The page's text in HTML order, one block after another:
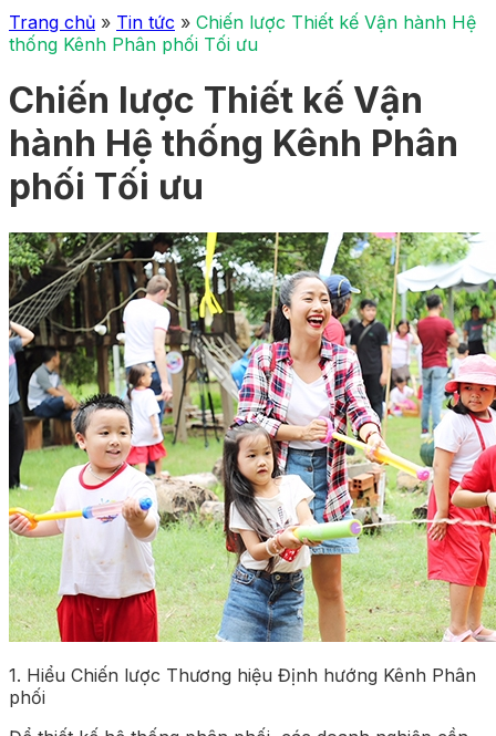
Trang chủ » Tin tức » Chiến lược Thiết kế Vận hành Hệ
thống Kênh Phân phối Tối ưu
Chiến lược Thiết kế Vận
hành Hệ thống Kênh Phân
phối Tối ưu
1. Hiểu Chiến lược Thương hiệu Định hướng Kênh Phân
phối